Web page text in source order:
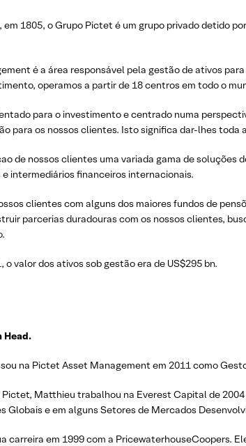
em 1805, o Grupo Pictet é um grupo privado detido
é a área responsável pela gestão de ativos
operamos a partir de 18 centros em todo o
para o investimento e centrado numa
para os nossos clientes. Isto significa dar-lhes
de nossos clientes uma variada gama de
intermediários financeiros internacionais.
clientes com alguns dos maiores fundos de
parcerias duradouras com os nossos clientes,
o valor dos ativos sob gestão era de US$295 bn.
Head.
na Pictet Asset Management em 2011 como
Matthieu trabalhou na Everest Capital de
Globais e em alguns Setores de Mercados
carreira em 1999 com a PricewaterhouseCoopers.